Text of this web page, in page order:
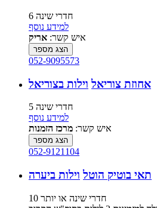
6 חדרי שינה
למידע נוסף
איש קשר: אריק
הצג מספר
052-9095573
אחוזת צוריאל וילות בצוריאל
5 חדרי שינה
למידע נוסף
איש קשר: מרכז הזמנות
הצג מספר
052-9121104
תאי בוטיק הוטל וילות ביערה
10 חדרי שינה או יותר